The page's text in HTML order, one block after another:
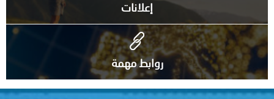
إعلانات
روابط مهمة